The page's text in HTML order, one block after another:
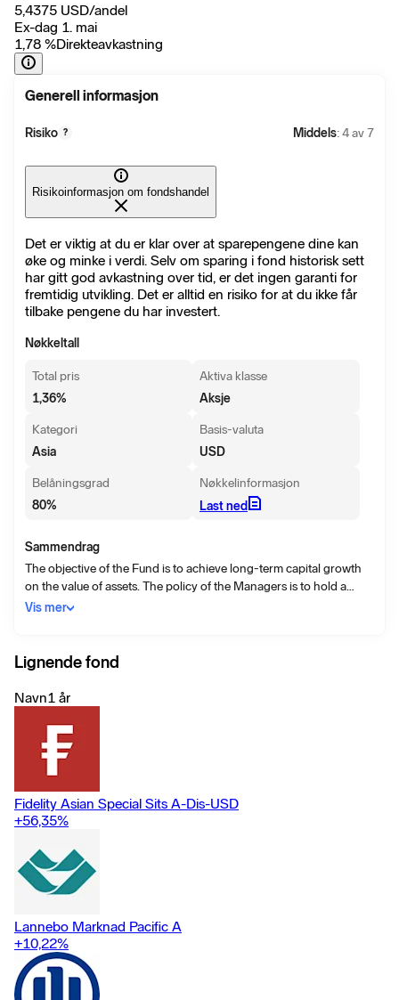
5,4375 USD/andel
Ex-dag 1. mai
1,78 %Direkteavkastning
Generell informasjon
Risiko ? Middels: 4 av 7
Risikoinformasjon om fondshandel
Det er viktig at du er klar over at sparepengene dine kan
øke og minke i verdi. Selv om sparing i fond historisk sett
har gitt god avkastning over tid, er det ingen garanti for
fremtidig utvikling. Det er alltid en risiko for at du ikke får
tilbake pengene du har investert.
Nøkkeltall
Total pris
1,36%
Aktiva klasse
Aksje
Kategori
Asia
Basis-valuta
USD
Belåningsgrad
80%
Nøkkelinformasjon
Last ned
Sammendrag
The objective of the Fund is to achieve long-term capital growth
on the value of assets. The policy of the Managers is to hold a
diversified portfolio of equity investments on the Pacific and
Vis mer
Lignende fond
Navn1 år
Fidelity Asian Special Sits A-Dis-USD
+56,35%
Lannebo Marknad Pacific A
+10,22%